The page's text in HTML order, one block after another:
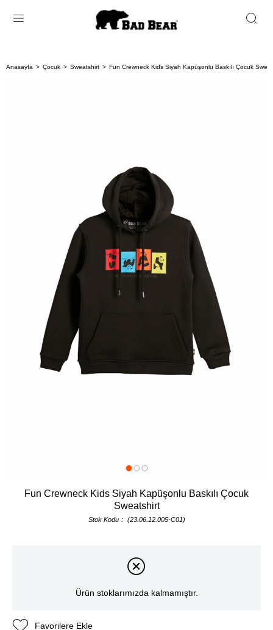
Anasayfa Çocuk Sweatshirt Fun Crewneck Kids Siyah Kapüşonlu Baskılı Çocuk
Fun Crewneck Kids Siyah Kapüşonlu Baskılı Çocuk
Sweatshirt
Stok Kodu (23.06.12.005-C01)
Ürün stoklarımızda kalmamıştır.
Favorilere Ekle